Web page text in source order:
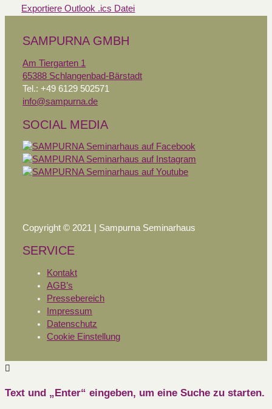
Exportiere Outlook .ics Datei
SAMPURNA GMBH
Am Tiergarten 1
65388 Schlangenbad-Bärstadt
Tel.: +49 6129 502571
info@sampurna.de
SOCIAL MEDIA
Copyright © 2021 | Sampurna Seminarhaus
SERVICE
Kontakt
AGB’s
Pressebereich
Impressum
Datenschutz
Cookie Einstellung
Text und „Enter“ eingeben, um eine Suche zu starten.